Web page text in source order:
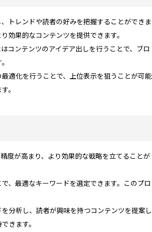
トレンドや読者の好みを把握することができま
効果的なコンテンツを提供できます。
コンテンツのアイデア出しを行うことで、ブロ
適化を行うことで、上位表示を狙うことが可能
。
度が高まり、より効果的な戦略を立てることが
、最適なキーワードを選定できます。このプロ
分析し、読者が興味を持つコンテンツを提案し
きます。